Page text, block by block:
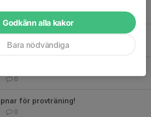
0
som huvudtränare
3
0
för provträning!
0
Godkänn alla kakor
Bara nödvändiga